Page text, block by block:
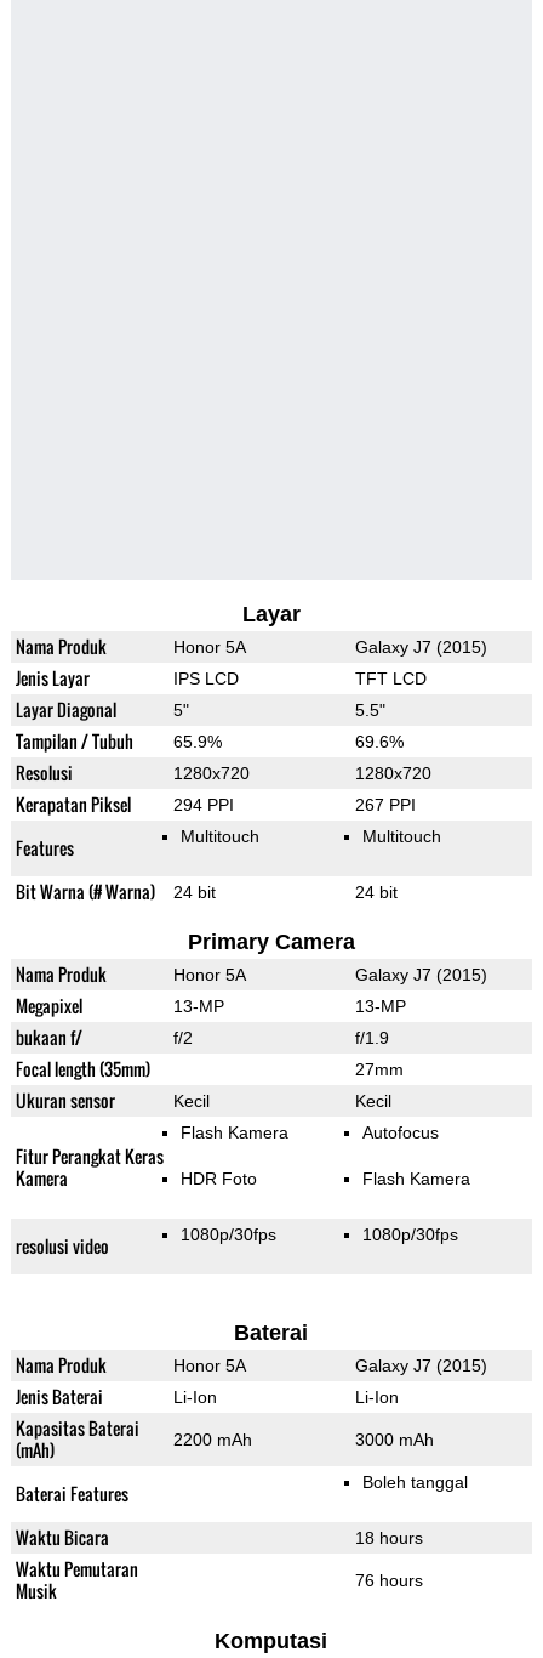
Layar
Nama Produk Honor 5A Galaxy J7 (2015)
Jenis Layar IPS LCD TFT LCD
Layar Diagonal 5" 5.5"
Tampilan / Tubuh 65.9% 69.6%
Resolusi 1280x720 1280x720
Kerapatan Piksel 294 PPI 267 PPI
Features Multitouch Multitouch
Bit Warna (# Warna) 24 bit 24 bit
Primary Camera
Nama Produk Honor 5A Galaxy J7 (2015)
Megapixel 13-MP 13-MP
bukaan f/ f/2 f/1.9
Focal length (35mm) 27mm
Ukuran sensor Kecil Kecil
Fitur Perangkat Keras
Kamera
Flash Kamera
HDR Foto
Autofocus
Flash Kamera
resolusi video 1080p/30fps 1080p/30fps
Baterai
Nama Produk Honor 5A Galaxy J7 (2015)
Jenis Baterai Li-Ion Li-Ion
Kapasitas Baterai
(mAh)
2200 mAh 3000 mAh
Baterai Features Boleh tanggal
Waktu Bicara 18 hours
Waktu Pemutaran
Musik
76 hours
Komputasi